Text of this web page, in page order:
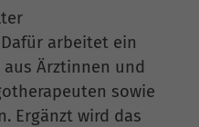
arbeitet ein
Ärztinnen und
sowie
Ergänzt wird das